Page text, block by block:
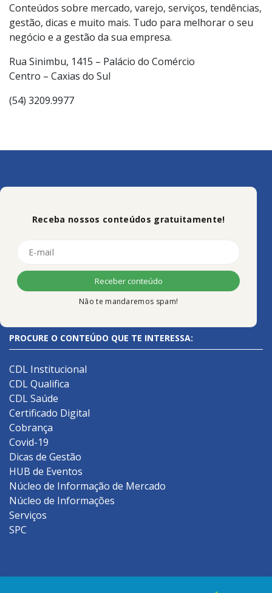
Conteúdos sobre mercado, varejo, serviços, tendências,
gestão, dicas e muito mais. Tudo para melhorar o seu
negócio e a gestão da sua empresa.
Rua Sinimbu, 1415 – Palácio do Comércio
Centro – Caxias do Sul
(54) 3209.9977
Receba nossos conteúdos gratuitamente!
Não te mandaremos spam!
PROCURE O CONTEÚDO QUE TE INTERESSA:
CDL Institucional
CDL Qualifica
CDL Saúde
Certificado Digital
Cobrança
Covid-19
Dicas de Gestão
HUB de Eventos
Núcleo de Informação de Mercado
Núcleo de Informações
Serviços
SPC